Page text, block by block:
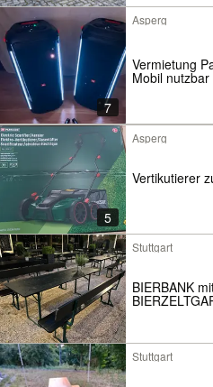
7
Asperg
Vermietung
Mobil nutzbar
5
Asperg
Vertikutierer
Stuttgart
BIERBANK
Stuttgart